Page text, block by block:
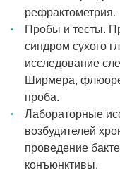
рефрактометрия.
Пробы и тесты.
синдром сухого
исследование
Ширмера,
проба.
Лабораторные
возбудителей
проведение
конъюнктивы.